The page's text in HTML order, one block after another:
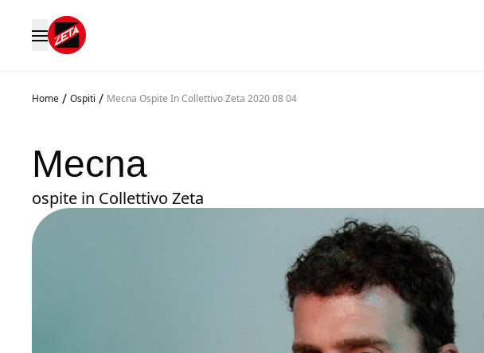
Home / Ospiti / Mecna Ospite In Collettivo Zeta 2020 08 04
Mecna
ospite in Collettivo Zeta